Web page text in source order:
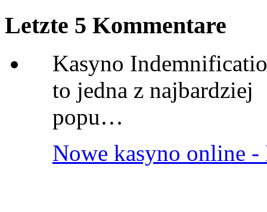
Letzte 5 Kommentare
Kasyno
to jedna z najbardziej
popu…
Nowe kasyno online -